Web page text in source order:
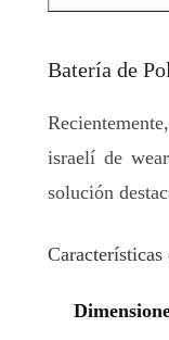
Batería de
israelí de
solución